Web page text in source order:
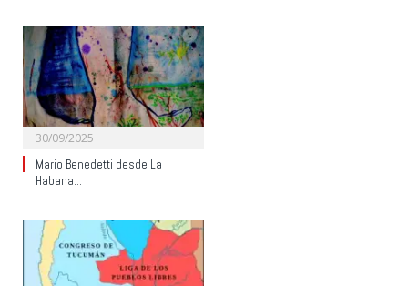
30/09/2025
Mario Benedetti desde La
Habana…